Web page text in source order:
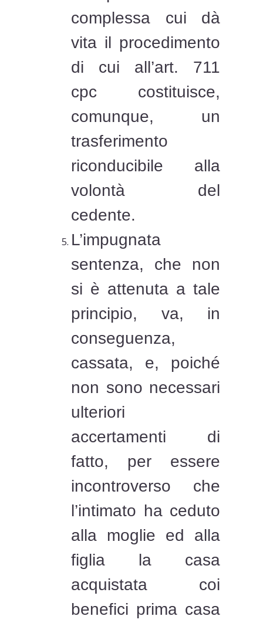
complessa cui dà
vita il procedimento
di cui all’art. 711
cpc costituisce,
comunque, un
trasferimento
riconducibile alla
volontà del
cedente.
L’impugnata
sentenza, che non
si è attenuta a tale
principio, va, in
conseguenza,
cassata, e, poiché
non sono necessari
ulteriori
accertamenti di
fatto, per essere
incontroverso che
l’intimato ha ceduto
alla moglie ed alla
figlia la casa
acquistata coi
benefici prima casa